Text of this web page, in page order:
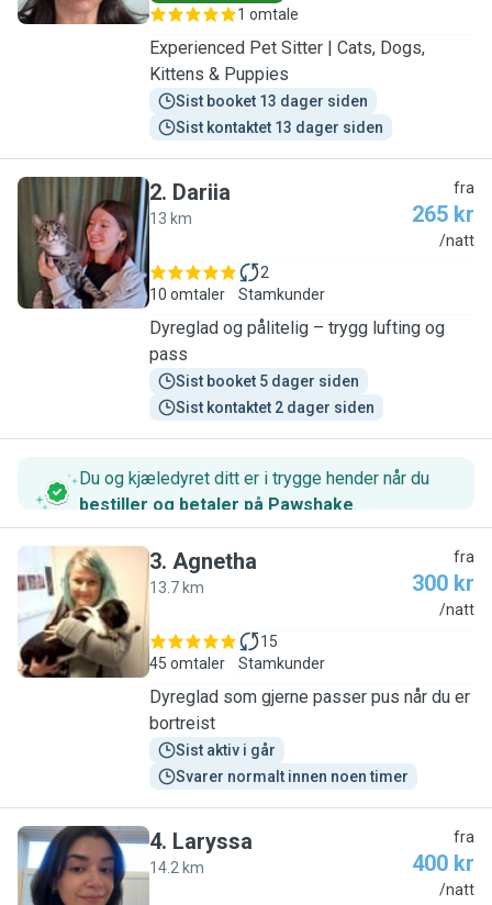
1 omtale
Experienced Pet Sitter | Cats, Dogs,
Kittens & Puppies
Sist booket 13 dager siden
Sist kontaktet 13 dager siden
D
2. Dariia
13 km
fra
265 kr
/natt
10 omtaler
2
Stamkunder
Dyreglad og pålitelig – trygg lufting og
pass
Sist booket 5 dager siden
Sist kontaktet 2 dager siden
Du og kjæledyret ditt er i trygge hender når du
bestiller og betaler på Pawshake.
A
3. Agnetha
13.7 km
fra
300 kr
/natt
45 omtaler
15
Stamkunder
Dyreglad som gjerne passer pus når du er
bortreist
Sist aktiv i går
Svarer normalt innen noen timer
L
4. Laryssa
14.2 km
fra
400 kr
/natt